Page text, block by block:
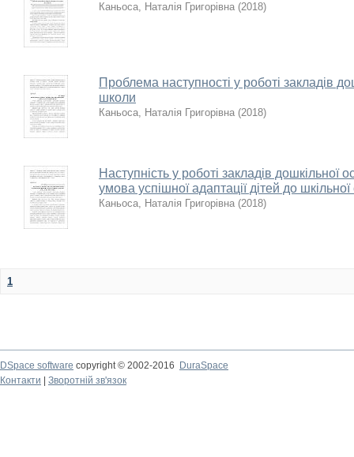
Каньоса, Наталія Григорівна (2018)
Проблема наступності у роботі закладів
школи
Каньоса, Наталія Григорівна (2018)
Наступність у роботі закладів дошкільної
умова успішної адаптації дітей до шкільної
Каньоса, Наталія Григорівна (2018)
1
DSpace software copyright © 2002-2016
DuraSpace
Контакти
Зворотній зв'язок